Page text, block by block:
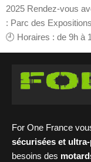
2025 Rendez-vous
: Parc des
🕘 Horaires : de 9h à
For One France
sécurisées et
besoins des